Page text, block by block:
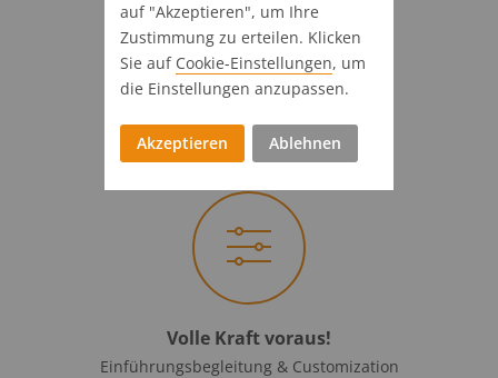
Los geht die Fahrt
Angebotslegung & Auftrag
3 Wochen
Volle Kraft voraus!
Einführungsbegleitung & Customization
auf "Akzeptieren", um Ihre
Zustimmung zu erteilen. Klicken
Sie auf Cookie-Einstellungen, um
die Einstellungen anzupassen.
Akzeptieren Ablehnen